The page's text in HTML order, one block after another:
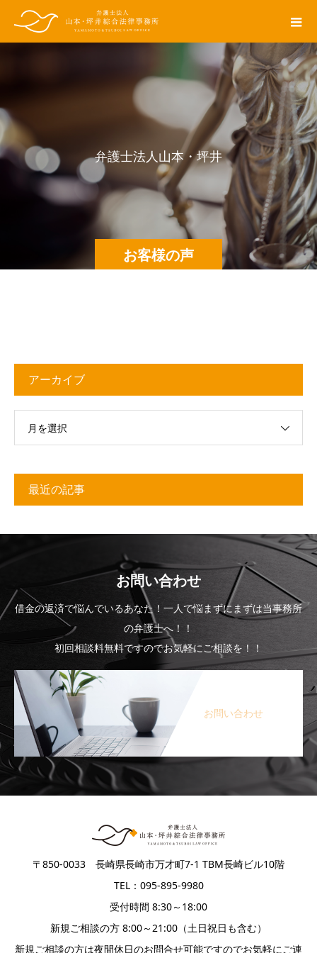
お客様の声
弁護士法人山 本・坪井綜合
アーカイブ
月を選択
最近の記事
お問い合わせ
借金の返済で悩んでいるあなた！一人で悩まずにまずは当事務所
の弁護士へ！！
初回相談料無料ですのでお気軽にご相談を！！
お問い合わせ
〒850-0033 長崎県長崎市万才町7-1 TBM長崎ビル10階
TEL：095-895-9980
受付時間 8:30～18:00
新規ご相談の方 8:00～21:00（土日祝日も含む）
新規ご相談の方は夜間休日のお問合せ可能ですのでお気軽にご連